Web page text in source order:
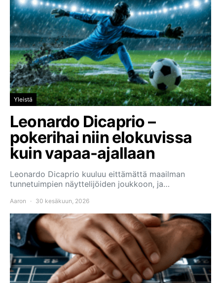
Yleistä
Leonardo Dicaprio –
pokerihai niin elokuvissa
kuin vapaa-ajallaan
Leonardo Dicaprio kuuluu eittämättä maailman
tunnetuimpien näyttelijöiden joukkoon, ja…
Aaron 30 kesäkuun, 2026